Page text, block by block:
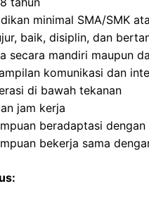
minimal SMA/SMK
baik, disiplin, dan
secara mandiri maupun
komunikasi dan
di bawah tekanan
jam kerja
beradaptasi
bekerja sama